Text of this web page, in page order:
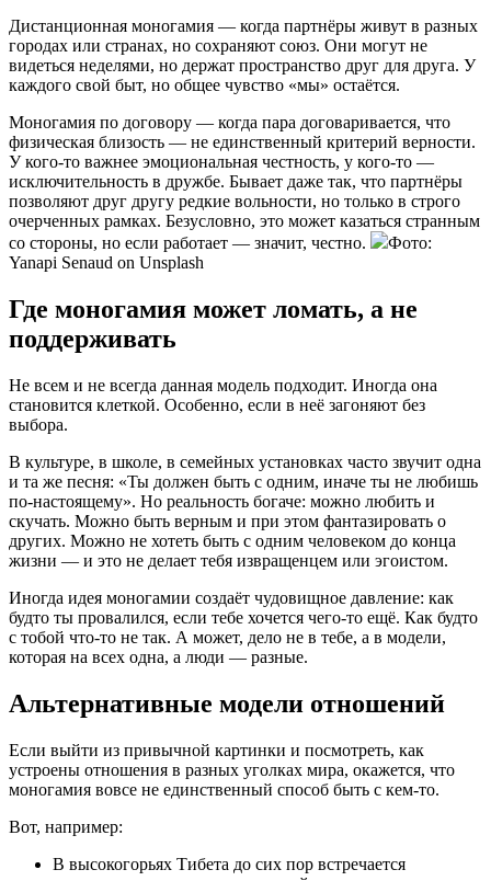
Дистанционная моногамия — когда партнёры живут в разных
городах или странах, но сохраняют союз. Они могут не
видеться неделями, но держат пространство друг для друга. У
каждого свой быт, но общее чувство «мы» остаётся.
Моногамия по договору — когда пара договаривается, что
физическая близость — не единственный критерий верности.
У кого-то важнее эмоциональная честность, у кого-то —
исключительность в дружбе. Бывает даже так, что партнёры
позволяют друг другу редкие вольности, но только в строго
очерченных рамках. Безусловно, это может казаться странным
со стороны, но если работает — значит, честно.
Фото:
Yanapi Senaud on Unsplash
Где моногамия может ломать, а не
поддерживать
Не всем и не всегда данная модель подходит. Иногда она
становится клеткой. Особенно, если в неё загоняют без
выбора.
В культуре, в школе, в семейных установках часто звучит одна
и та же песня: «Ты должен быть с одним, иначе ты не любишь
по-настоящему». Но реальность богаче: можно любить и
скучать. Можно быть верным и при этом фантазировать о
других. Можно не хотеть быть с одним человеком до конца
жизни — и это не делает тебя извращенцем или эгоистом.
Иногда идея моногамии создаёт чудовищное давление: как
будто ты провалился, если тебе хочется чего-то ещё. Как будто
с тобой что-то не так. А может, дело не в тебе, а в модели,
которая на всех одна, а люди — разные.
Альтернативные модели отношений
Если выйти из привычной картинки и посмотреть, как
устроены отношения в разных уголках мира, окажется, что
моногамия вовсе не единственный способ быть с кем-то.
Вот, например:
В высокогорьях Тибета до сих пор встречается